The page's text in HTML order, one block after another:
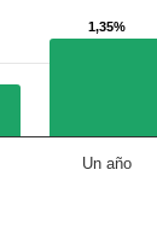
1,35%
1,35%
Un año